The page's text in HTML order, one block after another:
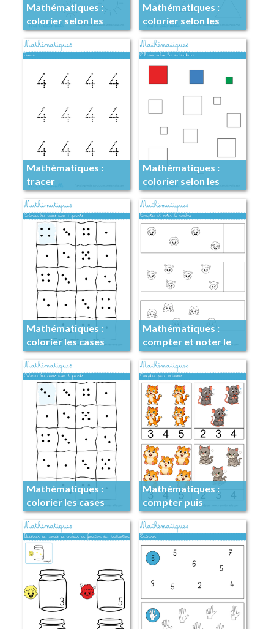
Mathématiques :
colorier selon les
indications
Mathématiques :
colorier selon les
indications
Mathématiques :
tracer
Mathématiques :
colorier selon les
indications
Mathématiques :
colorier les cases
avec 4 points
Mathématiques :
compter et noter le
nombre
Mathématiques :
colorier les cases
avec 3 points
Mathématiques :
compter puis
entourer